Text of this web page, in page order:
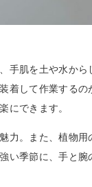
手肌を土や水か
着して作業する
にできます。
力。また、植物
い季節に、手と腕